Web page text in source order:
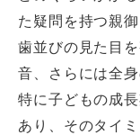
た疑問を持つ親
歯並びの見た目
音、さらには全
特に子どもの成
あり、そのタイ